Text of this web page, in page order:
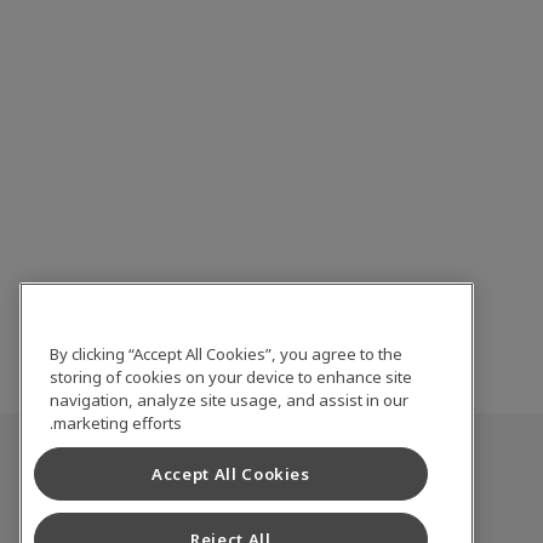
By clicking “Accept All Cookies”, you agree to the
storing of cookies on your device to enhance site
navigation, analyze site usage, and assist in our
marketing efforts.
Accept All Cookies